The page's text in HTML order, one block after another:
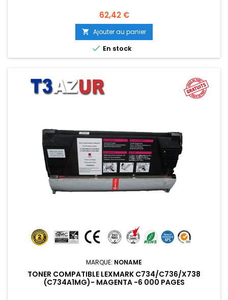
Prix
62,42 €
 Ajouter au panier
 En stock
MARQUE: NONAME
TONER COMPATIBLE LEXMARK C734/C736/X738
(C734A1MG)- MAGENTA -6 000 PAGES